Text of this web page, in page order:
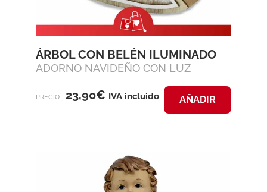
ÁRBOL CON BELÉN ILUMINADO
ADORNO NAVIDEÑO CON LUZ
PRECIO 23,90€ IVA incluido AÑADIR